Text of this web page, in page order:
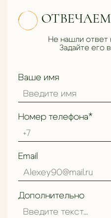
Не нашли ответ
Задайте его
Ваше имя
Номер телефона*
Email
Дополнительно